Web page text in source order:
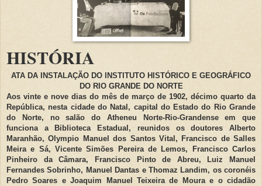
HISTÓRIA
ATA DA INSTALAÇÃO DO INSTITUTO HISTÓRICO E GEOGRÁFICO
DO RIO GRANDE DO NORTE
Aos vinte e nove dias do mês de março de 1902, décimo quarto da
República, nesta cidade do Natal, capital do Estado do Rio Grande
do Norte, no salão do Atheneu Norte-Rio-Grandense em que
funciona a Biblioteca Estadual, reunidos os doutores Alberto
Maranhão, Olympio Manuel dos Santos Vital, Francisco de Salles
Meira e Sá, Vicente Simões Pereira de Lemos, Francisco Carlos
Pinheiro da Câmara, Francisco Pinto de Abreu, Luiz Manuel
Fernandes Sobrinho, Manuel Dantas e Thomaz Landim, os coronéis
Pedro Soares e Joaquim Manuel Teixeira de Moura e o cidadão